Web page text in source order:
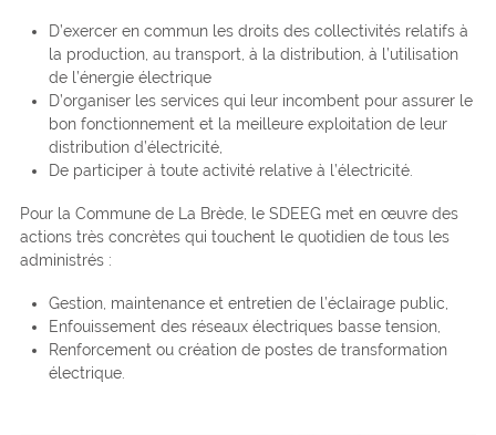
D’exercer en commun les droits des collectivités relatifs à
la production, au transport, à la distribution, à l’utilisation
de l’énergie électrique
D’organiser les services qui leur incombent pour assurer le
bon fonctionnement et la meilleure exploitation de leur
distribution d’électricité,
De participer à toute activité relative à l’électricité.
Pour la Commune de La Brède, le SDEEG met en œuvre des
actions très concrètes qui touchent le quotidien de tous les
administrés :
Gestion, maintenance et entretien de l’éclairage public,
Enfouissement des réseaux électriques basse tension,
Renforcement ou création de postes de transformation
électrique.